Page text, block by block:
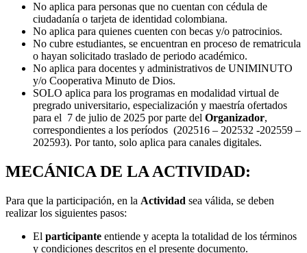
No aplica para personas que no cuentan con cédula de
ciudadanía o tarjeta de identidad colombiana.
No aplica para quienes cuenten con becas y/o patrocinios.
No cubre estudiantes, se encuentran en proceso de rematricula
o hayan solicitado traslado de periodo académico.
No aplica para docentes y administrativos de UNIMINUTO
y/o Cooperativa Minuto de Dios.
SOLO aplica para los programas en modalidad virtual de
pregrado universitario, especialización y maestría ofertados
para el 7 de julio de 2025 por parte del Organizador,
correspondientes a los períodos (202516 – 202532 -202559 –
202593). Por tanto, solo aplica para canales digitales.
MECÁNICA DE LA ACTIVIDAD:
Para que la participación, en la Actividad sea válida, se deben
realizar los siguientes pasos:
El participante entiende y acepta la totalidad de los términos
y condiciones descritos en el presente documento.